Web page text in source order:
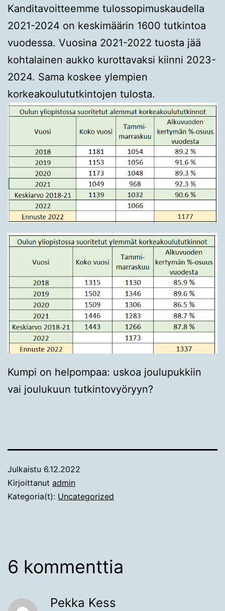
Kanditavoitteemme tulossopimuskaudella
2021-2024 on keskimäärin 1600 tutkintoa
vuodessa. Vuosina 2021-2022 tuosta jää
kohtalainen aukko kurottavaksi kiinni 2023-
2024. Sama koskee ylempien
korkeakoulututkintojen tulosta.
Kumpi on helpompaa: uskoa joulupukkiin
vai joulukuun tutkintovyöryyn?
Julkaistu 6.12.2022
Kirjoittanut admin
Kategoria(t): Uncategorized
6 kommenttia
Pekka Kess